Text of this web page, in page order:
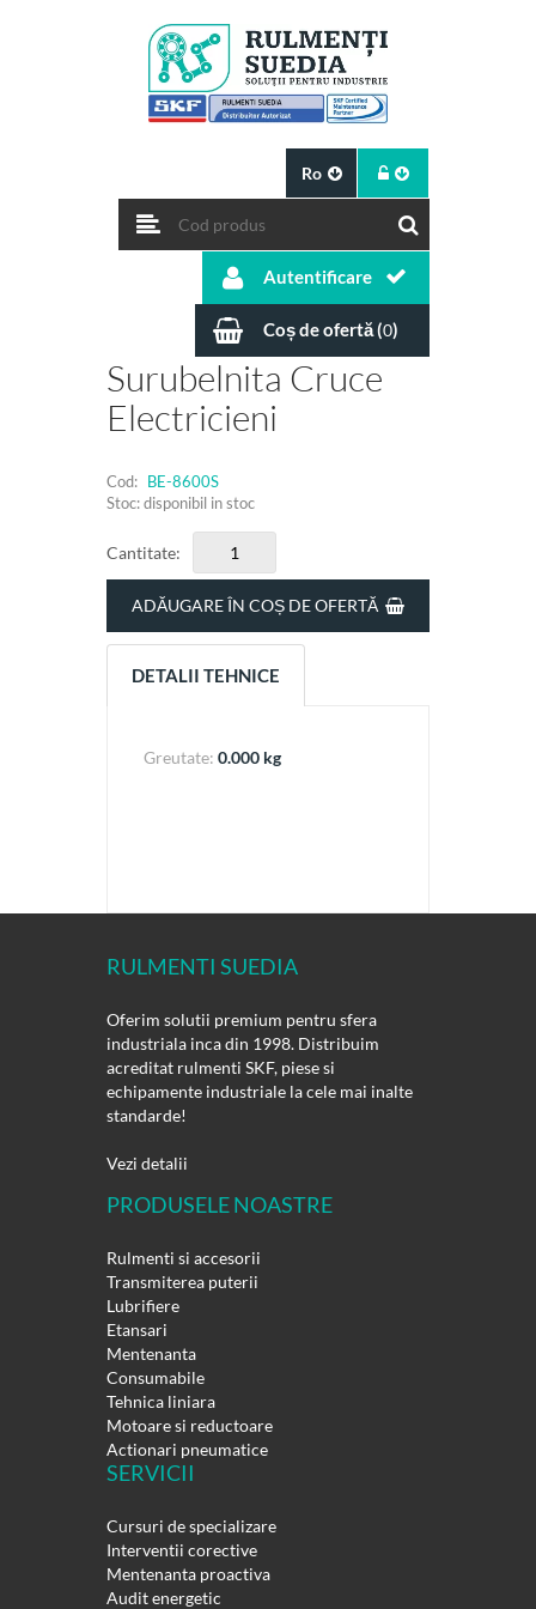
Ro
Autentificare
Coș de ofertă (0)
Surubelnita Cruce
Electricieni
Cod: BE-8600S
Stoc: disponibil in stoc
Cantitate:
DETALII TEHNICE
Greutate: 0.000 kg
RULMENTI SUEDIA
Oferim solutii premium pentru sfera
industriala inca din 1998. Distribuim
acreditat rulmenti SKF, piese si
echipamente industriale la cele mai inalte
standarde!
Vezi detalii
PRODUSELE NOASTRE
Rulmenti si accesorii
Transmiterea puterii
Lubrifiere
Etansari
Mentenanta
Consumabile
Tehnica liniara
Motoare si reductoare
Actionari pneumatice
SERVICII
Cursuri de specializare
Interventii corective
Mentenanta proactiva
Audit energetic